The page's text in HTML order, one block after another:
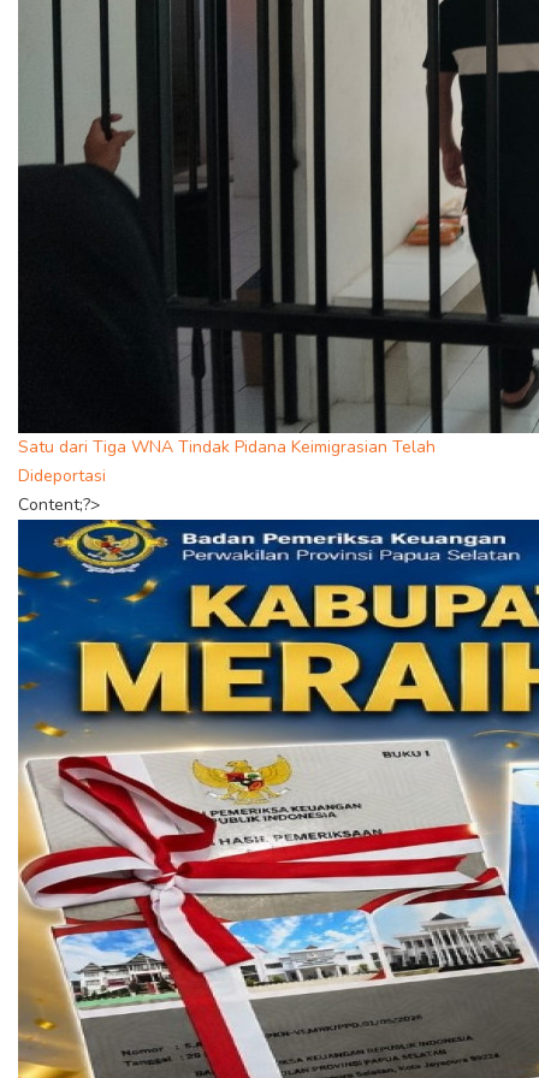
Satu dari Tiga WNA Tindak Pidana Keimigrasian Telah
Dideportasi
Content;?>